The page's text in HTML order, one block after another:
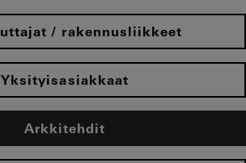
/ rakennusliikkeet
Yksityisasiakkaat
Arkkitehdit